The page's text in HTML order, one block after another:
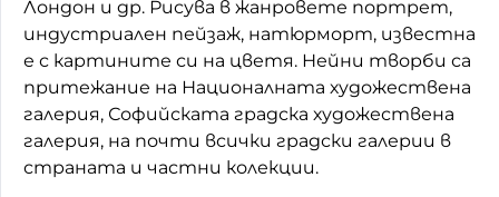
Лондон и др. Рисува в жанровете портрет,
индустриален пейзаж, натюрморт, известна
е с картините си на цветя. Нейни творби са
притежание на Националната художествена
галерия, Софийската градска художествена
галерия, на почти всички градски галерии в
страната и частни колекции.